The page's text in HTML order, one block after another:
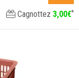
Cagnottez 3,00€*